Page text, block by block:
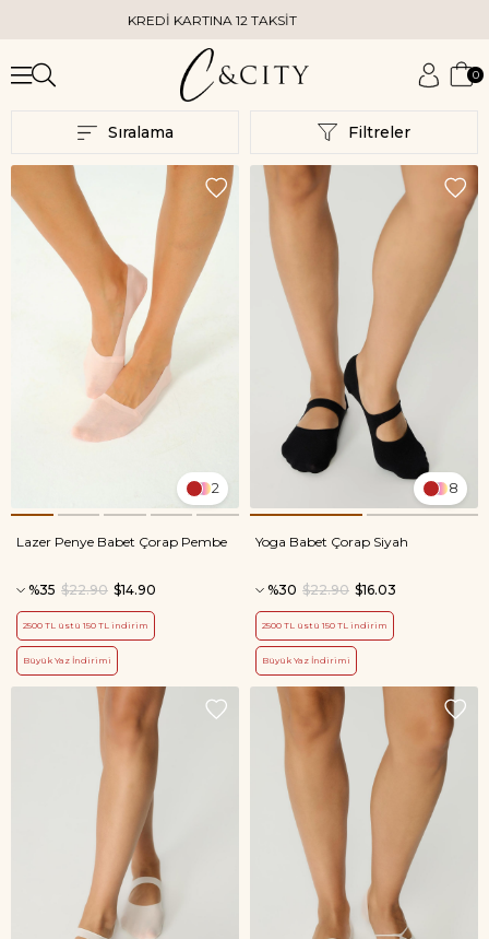
KREDİ KARTINA 12 TAKSİT
0
Filtreler
Sıralama
2
Lazer Penye Babet Çorap Pembe
%35 $14.90
$22.90
2500 TL üstü 150 TL indirim
Büyük Yaz İndirimi
8
Yoga Babet Çorap Siyah
%30 $16.03
$22.90
2500 TL üstü 150 TL indirim
Büyük Yaz İndirimi